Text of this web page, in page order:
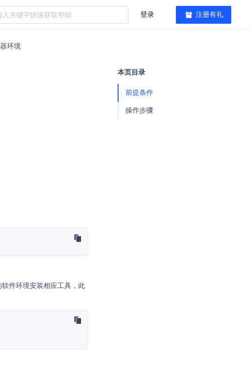
登录 注册有礼
环境
件环境安装相应工具，此
本页目录
前提条件
操作步骤